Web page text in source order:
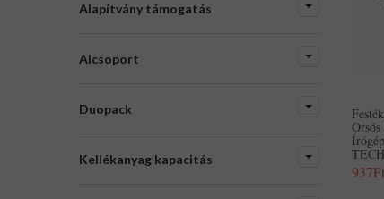
Alapítvány támogatás
Alcsoport
Duopack
Kellékanyag kapacitás
937Ft